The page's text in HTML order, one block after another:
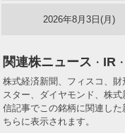
2026年8月3日(月)
関連株ニュース ・ IR ・
株式経済新聞、フィスコ、
スター、ダイヤモンド、株
信記事でこの銘柄に関連し
ちらに表示されます。